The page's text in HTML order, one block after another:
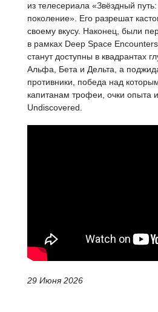
из телесериала «Звёздный
поколение». Его разрешат
своему вкусу. Наконец, были
в рамках Deep Space
станут доступны в квадрантах
Альфа, Бета и Дельта, а
противники, победа над
капитанам трофеи, очки опыта
Undiscovered.
29 Июня 2026